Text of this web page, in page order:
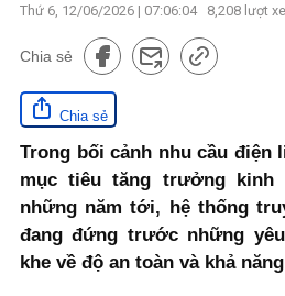
Thứ 6, 12/06/2026 | 07:06:04 8,208 lượt
Chia sẻ
Chia sẻ
Trong bối cảnh nhu cầu điện
mục tiêu tăng trưởng
những năm tới, hệ thống
đang đứng trước những
khe về độ an toàn và khả